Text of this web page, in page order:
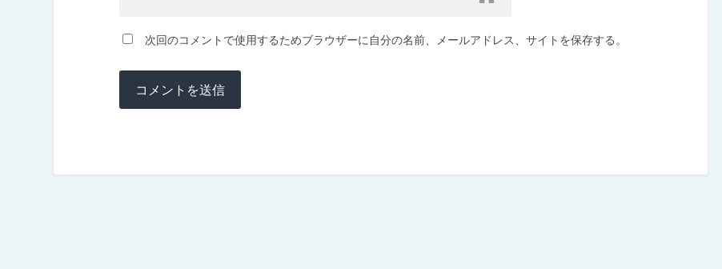
次回のコメントで使用するためブラウザーに自分の名前、メールアドレス、サイトを保存する。